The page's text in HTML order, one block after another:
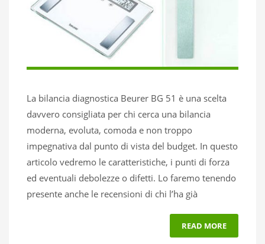
La bilancia diagnostica Beurer BG 51 è una scelta
davvero consigliata per chi cerca una bilancia
moderna, evoluta, comoda e non troppo
impegnativa dal punto di vista del budget. In questo
articolo vedremo le caratteristiche, i punti di forza
ed eventuali debolezze o difetti. Lo faremo tenendo
presente anche le recensioni di chi l’ha già
READ MORE